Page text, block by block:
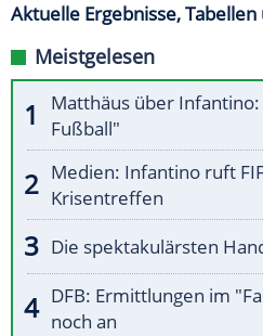
Aktuelle Ergebnisse,
Meistgelesen
Matthäus über
Fußball"
Medien: Infantino ruft
Krisentreffen
Die spektakulärsten
DFB: Ermittlungen im
noch an